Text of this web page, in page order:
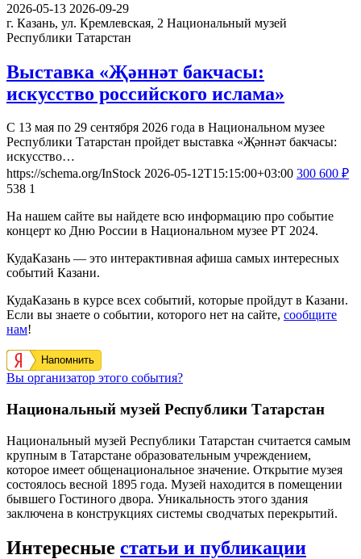
2026-05-13 2026-09-29
г. Казань, ул. Кремлевская, 2 Национальный музей
Республики Татарстан
Выставка «Җәннәт бакчасы:
искусство российского ислама»
С 13 мая по 29 сентября 2026 года в Национальном музее
Республики Татарстан пройдет выставка «Җәннәт бакчасы:
искусство…
https://schema.org/InStock 2026-05-12T15:15:00+03:00 300 600 ₽
538 1
На нашем сайте вы найдете всю информацию про событие
концерт ко Дню России в Национальном музее РТ 2024.
КудаКазань — это интерактивная афиша самых интересных
событий Казани.
КудаКазань в курсе всех событий, которые пройдут в Казани.
Если вы знаете о событии, которого нет на сайте, сообщите
нам!
Напомнить
Вы организатор этого события?
Национальный музей Республики Татарстан
Национальный музей Республики Татарстан считается самым
крупным в Татарстане образовательным учреждением,
которое имеет общенациональное значение. Открытие музея
состоялось весной 1895 года. Музей находится в помещении
бывшего Гостиного двора. Уникальность этого здания
заключена в конструкциях системы сводчатых перекрытий.
Интересные статьи и публикации